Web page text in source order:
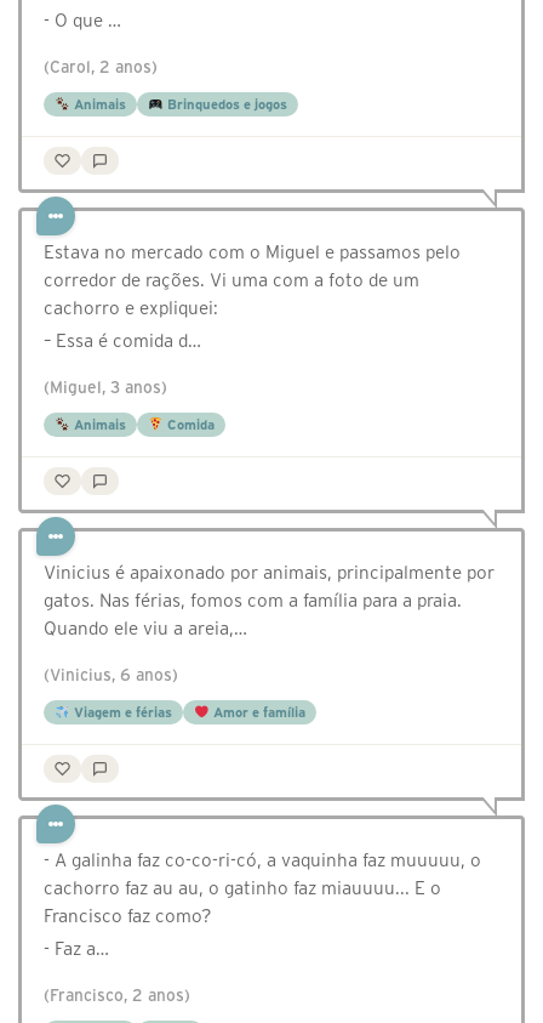
- O que …
(Carol, 2 anos)
Animais Brinquedos e jogos
Estava no mercado com o Miguel e passamos pelo
corredor de rações. Vi uma com a foto de um
cachorro e expliquei:
– Essa é comida d…
(Miguel, 3 anos)
Animais Comida
Vinicius é apaixonado por animais, principalmente por
gatos. Nas férias, fomos com a família para a praia.
Quando ele viu a areia,…
(Vinicius, 6 anos)
Viagem e férias Amor e família
- A galinha faz co-co-ri-có, a vaquinha faz muuuuu, o
cachorro faz au au, o gatinho faz miauuuu... E o
Francisco faz como?
- Faz a…
(Francisco, 2 anos)